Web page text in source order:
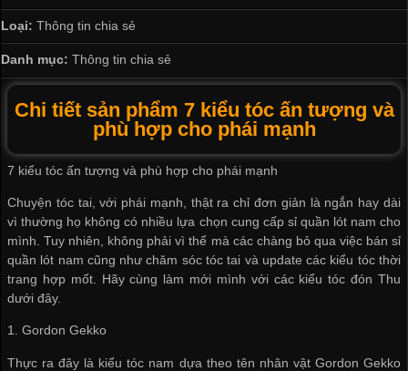
Loại: Thông tin chia sẻ
Danh mục: Thông tin chia sẻ
Chi tiết sản phẩm 7 kiểu tóc ấn tượng và
phù hợp cho phái mạnh
7 kiểu tóc ấn tượng và phù hợp cho phái mạnh
Chuyện tóc tai, với phái mạnh, thật ra chỉ đơn giản là ngắn hay dài
vì thường họ không có nhiều lựa chọn cung cấp sỉ quần lót nam cho
mình. Tuy nhiên, không phải vì thế mà các chàng bỏ qua việc bán sỉ
quần lót nam cũng như chăm sóc tóc tai và update các kiểu tóc thời
trang hợp mốt. Hãy cùng làm mới mình với các kiểu tóc đón Thu
dưới đây.
1. Gordon Gekko
Thực ra đây là kiểu tóc nam dựa theo tên nhân vật Gordon Gekko